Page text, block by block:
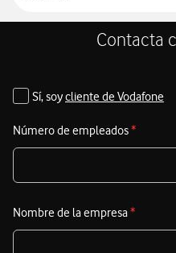
Contacta
Sí, soycliente de Vodafone
Número de empleados*
Nombre de la empresa*